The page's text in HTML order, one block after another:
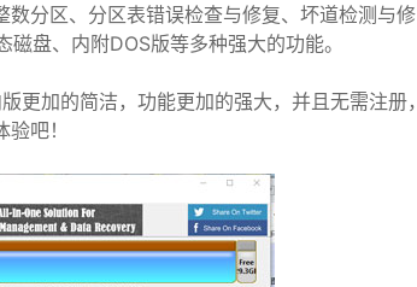
分区、分区表错误检查与修复、坏道检测与修
盘、内附DOS版等多种强大的功能。
更加的简洁，功能更加的强大，并且无需注册，
吧！